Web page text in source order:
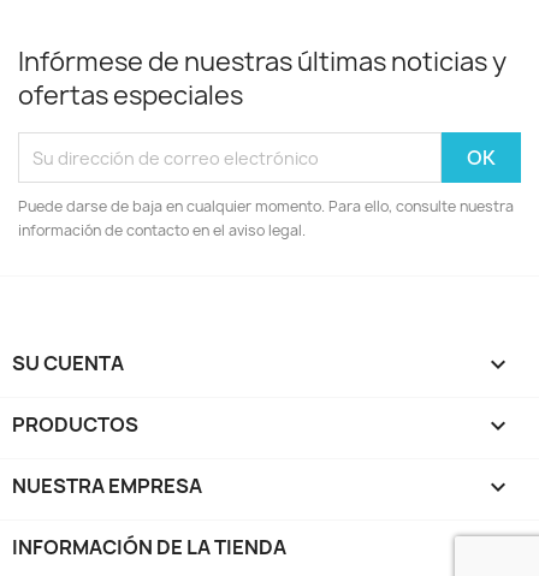
Infórmese de nuestras últimas noticias y
ofertas especiales
Puede darse de baja en cualquier momento. Para ello, consulte nuestra
información de contacto en el aviso legal.
SU CUENTA 
PRODUCTOS 
NUESTRA EMPRESA 
INFORMACIÓN DE LA TIENDA